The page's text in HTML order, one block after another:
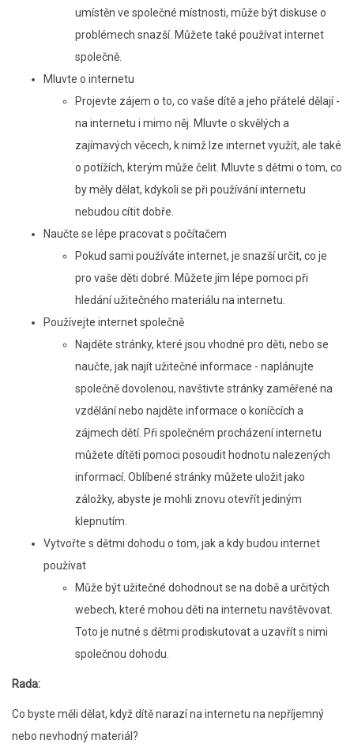
umístěn ve společné místnosti, může být diskuse o
problémech snazší. Můžete také používat internet
společně.
Mluvte o internetu
Projevte zájem o to, co vaše dítě a jeho přátelé dělají -
na internetu i mimo něj. Mluvte o skvělých a
zajímavých věcech, k nimž lze internet využít, ale také
o potížích, kterým může čelit. Mluvte s dětmi o tom, co
by měly dělat, kdykoli se při používání internetu
nebudou cítit dobře.
Naučte se lépe pracovat s počítačem
Pokud sami používáte internet, je snazší určit, co je
pro vaše děti dobré. Můžete jim lépe pomoci při
hledání užitečného materiálu na internetu.
Používejte internet společně
Najděte stránky, které jsou vhodné pro děti, nebo se
naučte, jak najít užitečné informace - naplánujte
společně dovolenou, navštivte stránky zaměřené na
vzdělání nebo najděte informace o koníčcích a
zájmech dětí. Při společném procházení internetu
můžete dítěti pomoci posoudit hodnotu nalezených
informací. Oblíbené stránky můžete uložit jako
záložky, abyste je mohli znovu otevřít jediným
klepnutím.
Vytvořte s dětmi dohodu o tom, jak a kdy budou internet
používat
Může být užitečné dohodnout se na době a určitých
webech, které mohou děti na internetu navštěvovat.
Toto je nutné s dětmi prodiskutovat a uzavřít s nimi
společnou dohodu.
Rada:
Co byste měli dělat, když dítě narazí na internetu na nepříjemný
nebo nevhodný materiál?